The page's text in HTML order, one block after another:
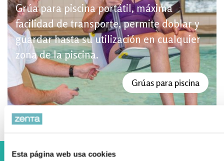
Esta página web usa cookies
Grúa para piscina portátil, máxima
facilidad de transporte, permite doblar y
guardar hasta su utilización en cualquier
zona de la piscina.
Grúas para piscina